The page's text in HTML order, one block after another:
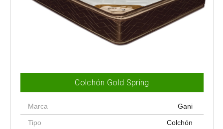
Colchón Gold Spring
Marca Gani
Tipo Colchón